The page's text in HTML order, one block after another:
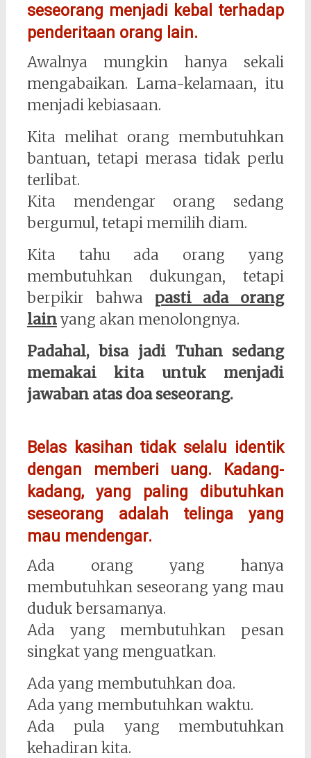
seseorang menjadi kebal terhadap
penderitaan orang lain.
Awalnya mungkin hanya sekali
mengabaikan. Lama-kelamaan, itu
menjadi kebiasaan.
Kita melihat orang membutuhkan
bantuan, tetapi merasa tidak perlu
terlibat.
Kita mendengar orang sedang
bergumul, tetapi memilih diam.
Kita tahu ada orang yang
membutuhkan dukungan, tetapi
berpikir bahwa pasti ada orang
lainyang akan menolongnya.
Padahal, bisa jadi Tuhan sedang
memakai kita untuk menjadi
jawaban atas doa seseorang.
Belas kasihan tidak selalu identik
dengan memberi uang. Kadang-
kadang, yang paling dibutuhkan
seseorang adalah telinga yang
mau mendengar.
Ada orang yang hanya
membutuhkan seseorang yang mau
duduk bersamanya.
Ada yang membutuhkan pesan
singkat yang menguatkan.
Ada yang membutuhkan doa.
Ada yang membutuhkan waktu.
Ada pula yang membutuhkan
kehadiran kita.